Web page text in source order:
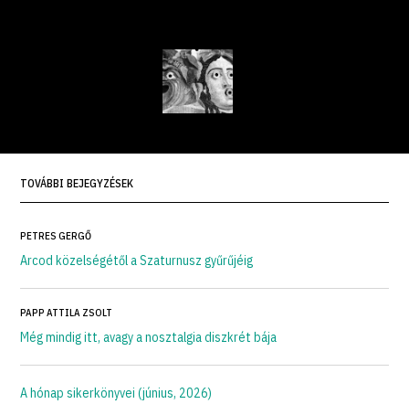
TOVÁBBI BEJEGYZÉSEK
PETRES GERGŐ
Arcod közelségétől a Szaturnusz gyűrűjéig
PAPP ATTILA ZSOLT
Még mindig itt, avagy a nosztalgia diszkrét bája
A hónap sikerkönyvei (június, 2026)